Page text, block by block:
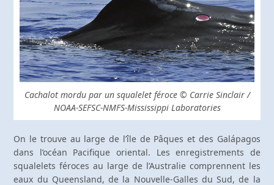
Cachalot mordu par un squalelet féroce © Carrie Sinclair /
NOAA-SEFSC-NMFS-Mississippi Laboratories
On le trouve au large de l’île de Pâques et des Galápagos
dans l’océan Pacifique oriental. Les enregistrements de
squalelets féroces au large de l’Australie comprennent les
eaux du Queensland, de la Nouvelle-Galles du Sud, de la